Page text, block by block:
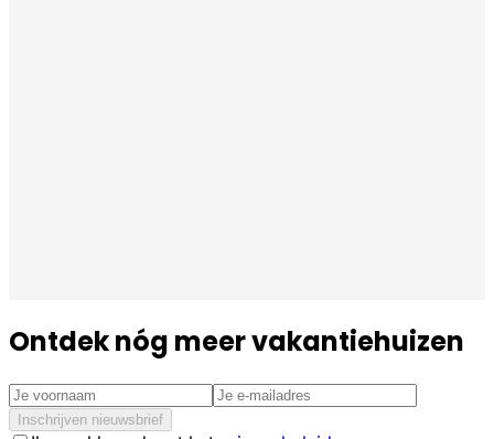
Ontdek nóg meer vakantiehuizen
Inschrijven nieuwsbrief